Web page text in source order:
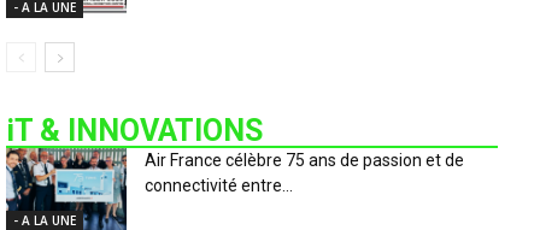
- A LA UNE
iT & INNOVATIONS
- A LA UNE
Air France célèbre 75 ans de passion et de
connectivité entre...